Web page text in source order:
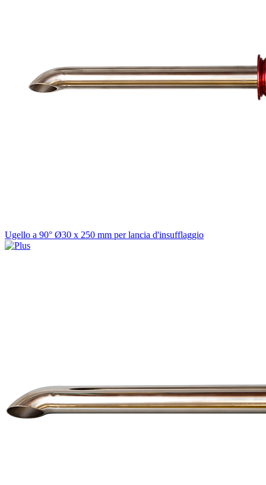
Ugello a 90° Ø30 x 250 mm per lancia d'insufflaggio